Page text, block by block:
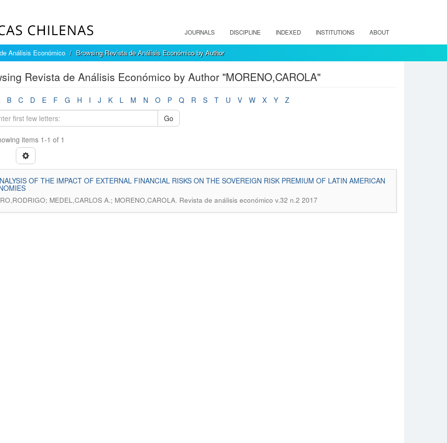
JOURNALS DISCIPLINE INDEXED INSTITUTIONS ABOUT
Análisis Económico Browsing Revista de Análisis Económico by Author
Revista de Análisis Económico by Author "MORENO,CAROLA"
B C D E F G H I J K L M N O P Q R S T U V W X Y
Z
Go
items 1-1 of 1
OF THE IMPACT OF EXTERNAL FINANCIAL RISKS ON THE SOVEREIGN RISK PREMIUM OF LATIN AMERICAN
MEDEL,CARLOS A.; MORENO,CAROLA. Revista de análisis económico v.32 n.2 2017